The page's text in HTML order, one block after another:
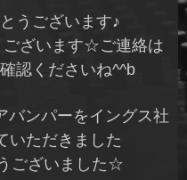
うございます♪
ございます☆ご連絡は
認くださいね^^b
バンパーをイングス社
いただきました
ございました☆